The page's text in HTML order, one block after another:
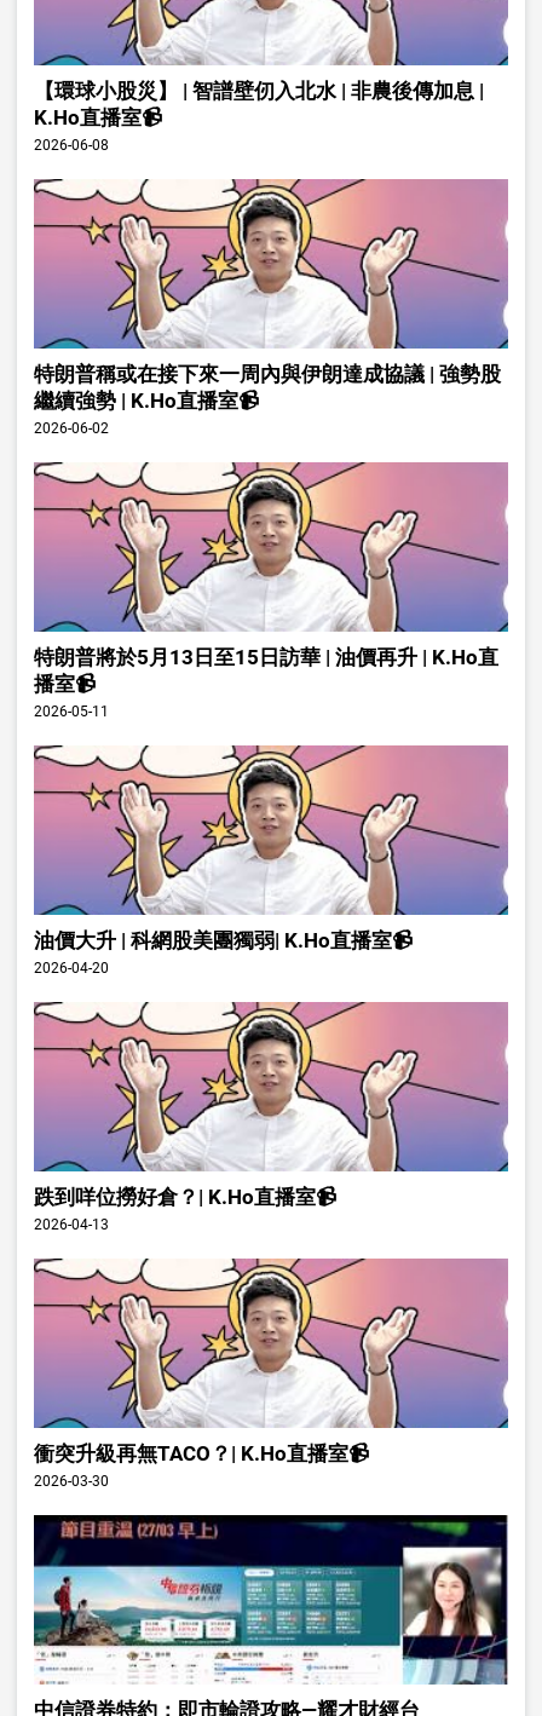
【環球小股災】 | 智譜壁仞入北水 | 非農後傳加息 |
K.Ho直播室📹
2026-06-08
特朗普稱或在接下來一周內與伊朗達成協議 | 強勢股
繼續強勢 | K.Ho直播室📹
2026-06-02
特朗普將於5月13日至15日訪華 | 油價再升 | K.Ho直
播室📹
2026-05-11
油價大升 | 科網股美團獨弱| K.Ho直播室📹
2026-04-20
跌到咩位撈好倉？| K.Ho直播室📹
2026-04-13
衝突升級再無TACO？| K.Ho直播室📹
2026-03-30
中信證券特約：即市輪證攻略—耀才財經台